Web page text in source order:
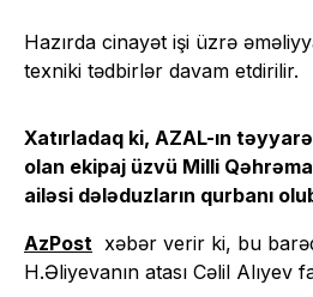
Hazırda cinayət işi üzrə
texniki tədbirlər davam etdirilir.
Xatırladaq ki, AZAL-ın
olan ekipaj üzvü Milli
ailəsi dələduzların qurbanı
AzPost xəbər verir ki, bu
H.Əliyevanın atası Cəlil Alıyev